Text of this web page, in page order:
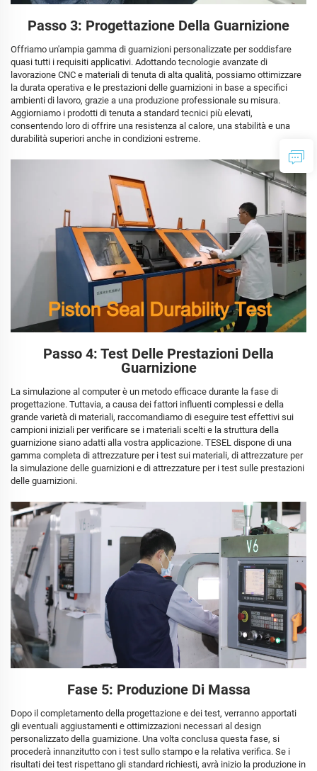
Passo 3: Progettazione Della Guarnizione
Offriamo un'ampia gamma di guarnizioni personalizzate per soddisfare
quasi tutti i requisiti applicativi. Adottando tecnologie avanzate di
lavorazione CNC e materiali di tenuta di alta qualità, possiamo ottimizzare
la durata operativa e le prestazioni delle guarnizioni in base a specifici
ambienti di lavoro, grazie a una produzione professionale su misura.
Aggiorniamo i prodotti di tenuta a standard tecnici più elevati,
consentendo loro di offrire una resistenza al calore, una stabilità e una
durabilità superiori anche in condizioni estreme.
Passo 4: Test Delle Prestazioni Della
Guarnizione
La simulazione al computer è un metodo efficace durante la fase di
progettazione. Tuttavia, a causa dei fattori influenti complessi e della
grande varietà di materiali, raccomandiamo di eseguire test effettivi sui
campioni iniziali per verificare se i materiali scelti e la struttura della
guarnizione siano adatti alla vostra applicazione. TESEL dispone di una
gamma completa di attrezzature per i test sui materiali, di attrezzature per
la simulazione delle guarnizioni e di attrezzature per i test sulle prestazioni
delle guarnizioni.
Fase 5: Produzione Di Massa
Dopo il completamento della progettazione e dei test, verranno apportati
gli eventuali aggiustamenti e ottimizzazioni necessari al design
personalizzato della guarnizione. Una volta conclusa questa fase, si
procederà innanzitutto con i test sullo stampo e la relativa verifica. Se i
risultati dei test rispettano gli standard richiesti, avrà inizio la produzione in